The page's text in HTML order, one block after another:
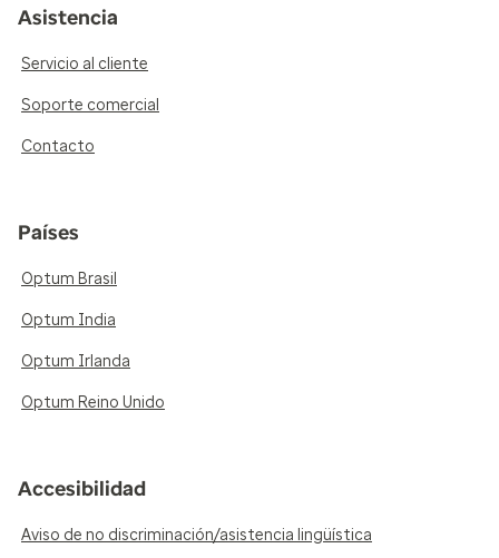
Asistencia
Servicio al cliente
Soporte comercial
Contacto
Países
Optum Brasil
Optum India
Optum Irlanda
Optum Reino Unido
Accesibilidad
Aviso de no discriminación/asistencia lingüística